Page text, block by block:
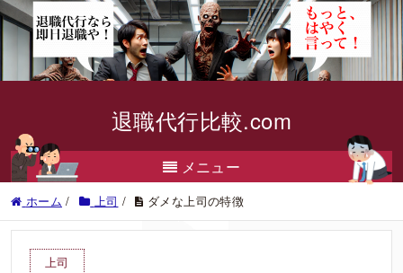
退職代行比較.com
メニュー
ホーム / 上司 / ダメな上司の特徴
上司